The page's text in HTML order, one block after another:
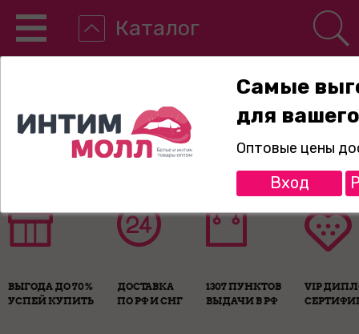
Каталог
8-800-775-89-65
ВЫГОДА ДО 70%
УСПЕЙ КУПИТЬ
ДОСТАВКА
ПО РФ И СНГ
1307 ПУНКТОВ
ВЫДАЧИ В РФ
VIP
Самые
для
Оптовые цены
Вход